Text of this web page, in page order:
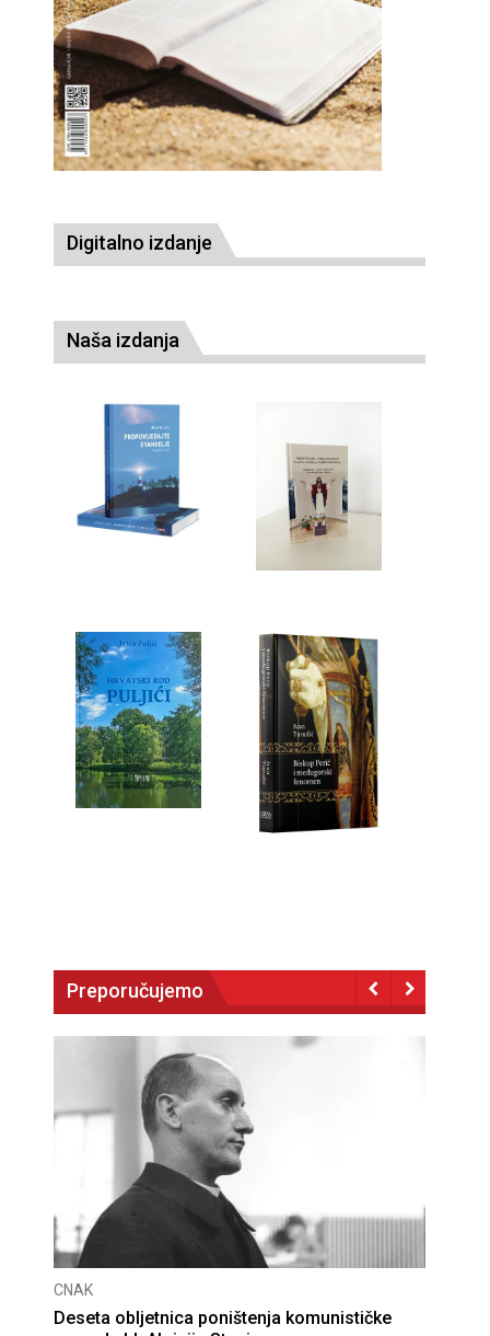
Digitalno izdanje
Naša izdanja
Preporučujemo
CNAK
Deseta obljetnica poništenja komunističke